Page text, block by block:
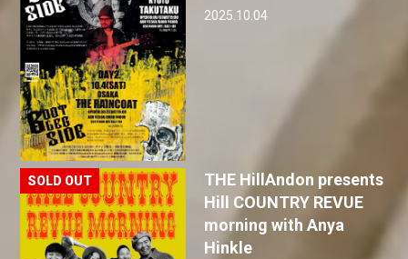
2025.10.04
THE HillAndon‬ presents
‪Hill COUNTRY REVUE
morning with Anya
Hinkle